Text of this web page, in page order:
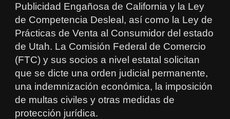
Publicidad Engañosa de California y la Ley
de Competencia Desleal, así como la Ley de
Prácticas de Venta al Consumidor del estado
de Utah. La Comisión Federal de Comercio
(FTC) y sus socios a nivel estatal solicitan
que se dicte una orden judicial permanente,
una indemnización económica, la imposición
de multas civiles y otras medidas de
protección jurídica.